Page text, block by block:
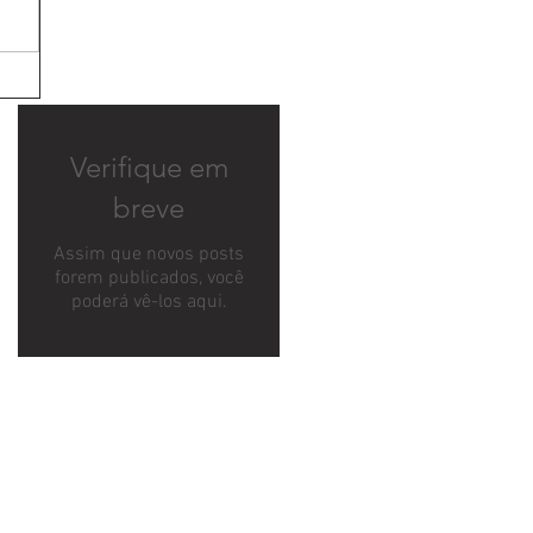
Verifique em
breve
Assim que novos posts
forem publicados, você
poderá vê-los aqui.